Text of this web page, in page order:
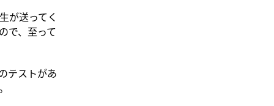
が送ってく
で、至って
テストがあ